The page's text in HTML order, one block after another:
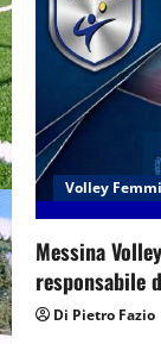
Volley
Messina
responsabile
Di Pietro Fazio